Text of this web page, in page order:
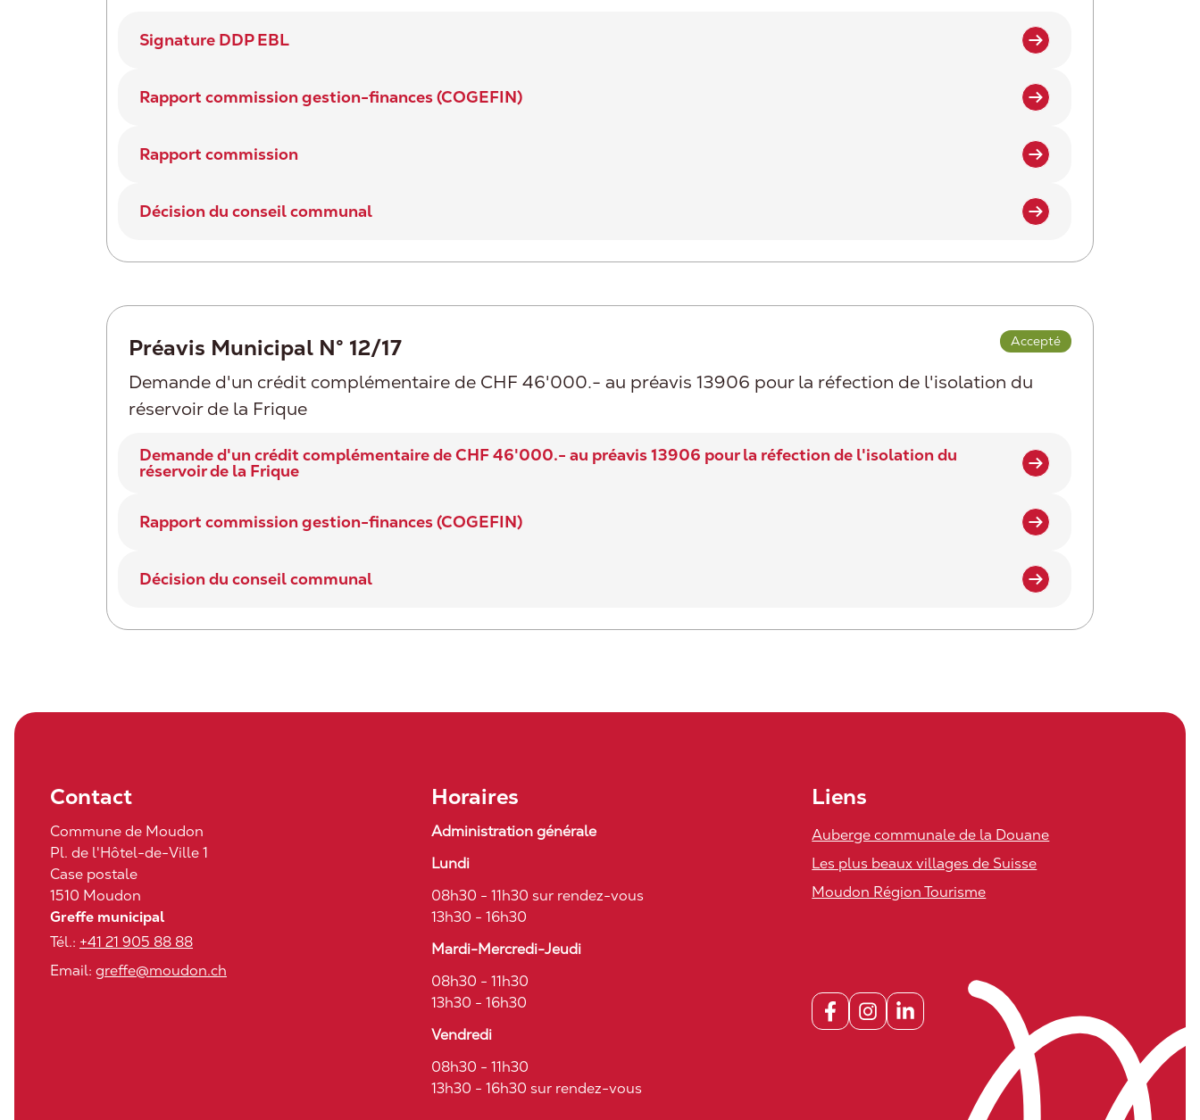
Signature DDP EBL
Rapport commission gestion-finances (COGEFIN)
Rapport commission
Décision du conseil communal
Préavis Municipal N° 12/17 Accepté
Demande d'un crédit complémentaire de CHF 46'000.- au préavis 13906 pour la réfection de l'isolation du
réservoir de la Frique
Demande d'un crédit complémentaire de CHF 46'000.- au préavis 13906 pour la réfection de l'isolation du
réservoir de la Frique
Rapport commission gestion-finances (COGEFIN)
Décision du conseil communal
Contact
Commune de Moudon
Pl. de l'Hôtel-de-Ville 1
Case postale
1510 Moudon
Greffe municipal
Tél.: +41 21 905 88 88
Email: greffe@moudon.ch
Horaires
Administration générale
Lundi
08h30 - 11h30 sur rendez-vous
13h30 - 16h30
Mardi-Mercredi-Jeudi
08h30 - 11h30
13h30 - 16h30
Vendredi
08h30 - 11h30
13h30 - 16h30 sur rendez-vous
Liens
Auberge communale de la Douane
Les plus beaux villages de Suisse
Moudon Région Tourisme